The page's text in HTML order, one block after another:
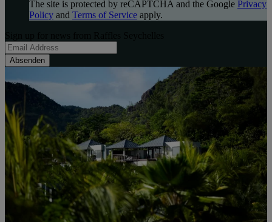
The site is protected by reCAPTCHA and the Google Privacy
Policy and Terms of Service apply.
Absenden